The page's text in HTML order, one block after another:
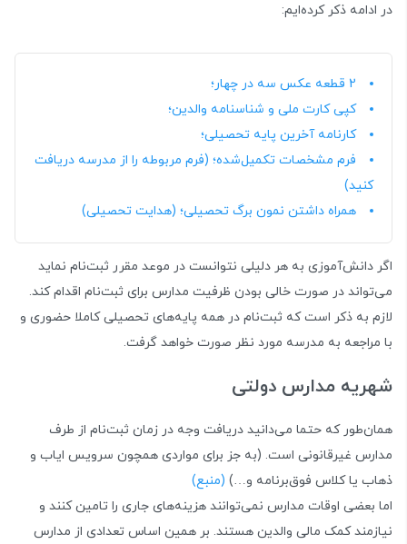
در ادامه ذکر کرده‌ایم:
2 قطعه عکس سه در چهار؛
کپی کارت ملی و شناسنامه والدین؛
کارنامه آخرین پایه تحصیلی؛
فرم مشخصات تکمیل‌شده؛ (فرم مربوطه را از مدرسه دریافت
کنید)
همراه داشتن نمون برگ تحصیلی؛ (هدایت تحصیلی)
اگر دانش‌آموزی به هر دلیلی نتوانست در موعد مقرر ثبت‌نام نماید
می‌تواند در صورت خالی بودن ظرفیت مدارس برای ثبت‌نام اقدام کند.
لازم به ذکر است که ثبت‌نام در همه پایه‌های تحصیلی کاملا حضوری و
با مراجعه به مدرسه مورد نظر صورت خواهد گرفت.
شهریه مدارس دولتی
همان‌طور که حتما می‌دانید دریافت وجه در زمان ثبت‌نام از طرف
مدارس غیرقانونی است. (به جز برای مواردی همچون سرویس ایاب و
ذهاب یا کلاس فوق‌برنامه و…) (منبع)
اما بعضی اوقات مدارس نمی‌توانند هزینه‌های جاری را تامین کنند و
نیازمند کمک مالی والدین هستند. بر همین اساس تعدادی از مدارس